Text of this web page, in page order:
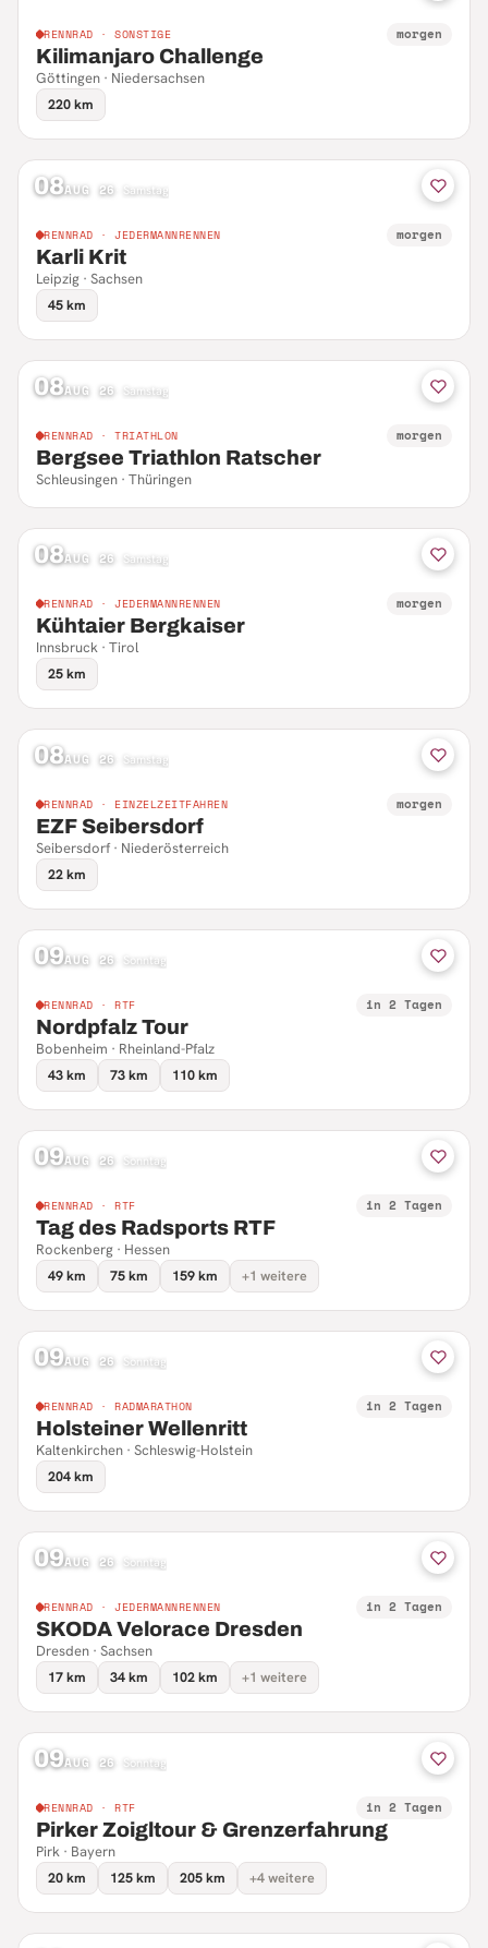
RENNRAD · SONSTIGE morgen
Kilimanjaro Challenge
Göttingen · Niedersachsen
220 km
08AUG 26 Samstag
RENNRAD · JEDERMANNRENNEN morgen
Karli Krit
Leipzig · Sachsen
45 km
08AUG 26 Samstag
RENNRAD · TRIATHLON morgen
Bergsee Triathlon Ratscher
Schleusingen · Thüringen
08AUG 26 Samstag
RENNRAD · JEDERMANNRENNEN morgen
Kühtaier Bergkaiser
Innsbruck · Tirol
25 km
08AUG 26 Samstag
RENNRAD · EINZELZEITFAHREN morgen
EZF Seibersdorf
Seibersdorf · Niederösterreich
22 km
09AUG 26 Sonntag
RENNRAD · RTF in 2 Tagen
Nordpfalz Tour
Bobenheim · Rheinland-Pfalz
43 km
73 km 110 km
09AUG 26 Sonntag
RENNRAD · RTF in 2 Tagen
Tag des Radsports RTF
Rockenberg · Hessen
49 km
75 km 159 km +1 weitere
09AUG 26 Sonntag
RENNRAD · RADMARATHON in 2 Tagen
Holsteiner Wellenritt
Kaltenkirchen · Schleswig-Holstein
204 km
09AUG 26 Sonntag
RENNRAD · JEDERMANNRENNEN in 2 Tagen
SKODA Velorace Dresden
Dresden · Sachsen
17 km
34 km 102 km +1 weitere
09AUG 26 Sonntag
RENNRAD · RTF in 2 Tagen
Pirker Zoigltour & Grenzerfahrung
Pirk · Bayern
20 km
125 km 205 km +4 weitere